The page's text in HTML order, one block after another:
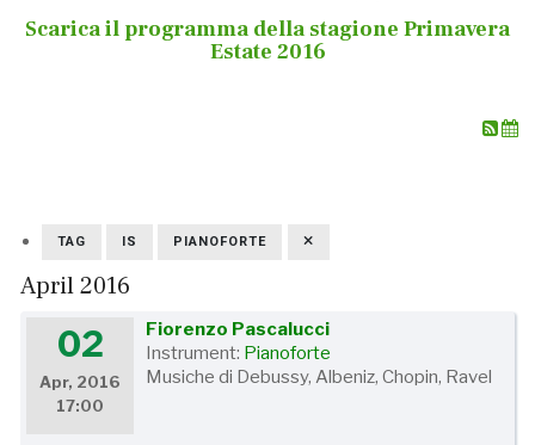
Scarica il programma della stagione Primavera
Estate 2016
TAG IS PIANOFORTE
April 2016
02
Apr, 2016
17:00
Fiorenzo Pascalucci
Instrument: Pianoforte
Musiche di Debussy, Albeniz, Chopin, Ravel